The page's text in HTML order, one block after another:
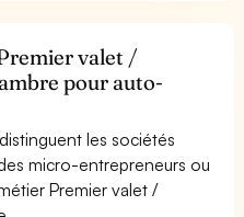
valet /
pour auto-
les sociétés
micro-entrepreneurs ou
Premier valet /